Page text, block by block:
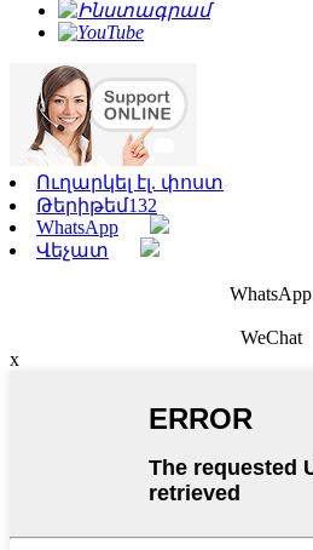
Ուղարկել էլ. փոստ
Թերիթեմ132
WhatsApp
Վեչատ
WhatsApp
WeChat
x